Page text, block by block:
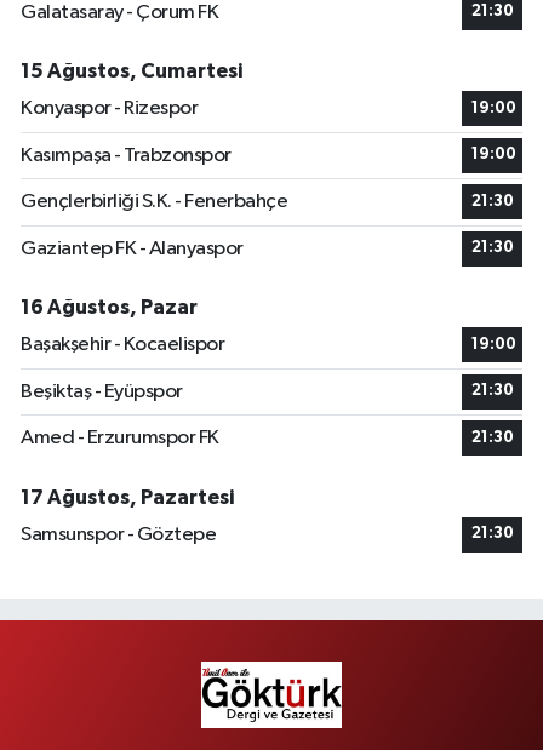
Galatasaray - Çorum FK
21:30
15 Ağustos, Cumartesi
Konyaspor - Rizespor
19:00
Kasımpaşa - Trabzonspor 19:00
Gençlerbirliği S.K. - Fenerbahçe 21:30
Gaziantep FK - Alanyaspor 21:30
16 Ağustos, Pazar
Başakşehir - Kocaelispor
19:00
Beşiktaş - Eyüpspor 21:30
Amed - Erzurumspor FK 21:30
17 Ağustos, Pazartesi
Samsunspor - Göztepe
21:30